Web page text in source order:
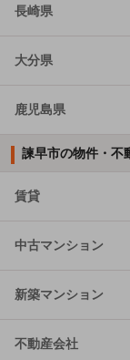
長崎県
大分県
鹿児島県
諫早市の物件・不
賃貸
中古マンション
新築マンション
不動産会社